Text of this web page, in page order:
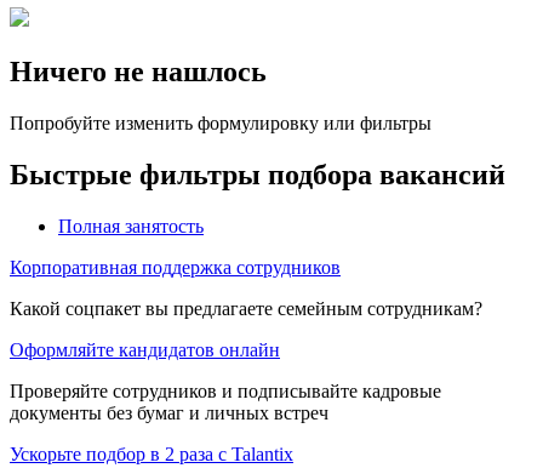
Ничего не нашлось
Попробуйте изменить формулировку или фильтры
Быстрые фильтры подбора вакансий
Полная занятость
Корпоративная поддержка сотрудников
Какой соцпакет вы предлагаете семейным сотрудникам?
Оформляйте кандидатов онлайн
Проверяйте сотрудников и подписывайте кадровые
документы без бумаг и личных встреч
Ускорьте подбор в 2 раза с Talantix